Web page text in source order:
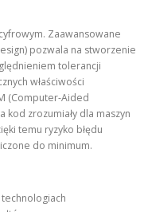
Zaawansowane
pozwala na stworzenie
tolerancji
właściwości
(Computer-Aided
kod zrozumiały dla maszyn
temu ryzyko błędu
do minimum.